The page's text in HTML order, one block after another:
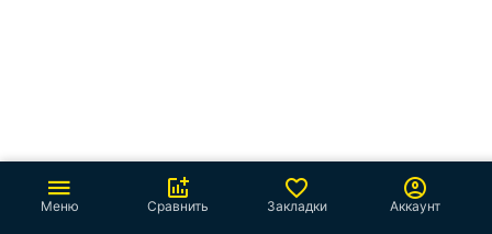
Меню Закладки
Сравнить Аккаунт